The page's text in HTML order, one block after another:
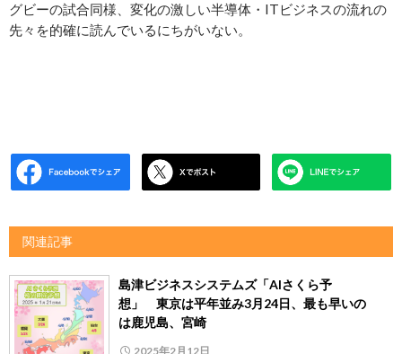
グビーの試合同様、変化の激しい半導体・ITビジネスの流れの
先々を的確に読んでいるにちがいない。
関連記事
島津ビジネスシステムズ「AIさくら予
想」 東京は平年並み3月24日、最も早いの
は鹿児島、宮崎
2025年2月12日